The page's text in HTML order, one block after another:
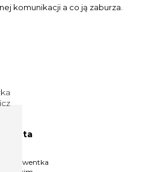
komunikacji a co ją zaburza.
Absolwentka